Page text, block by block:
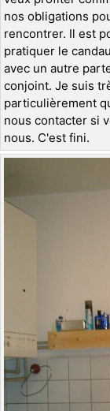
nos obligations
rencontrer. Il est
pratiquer le
avec un autre
conjoint. Je suis
particulièrement
nous contacter si
nous. C'est fini.